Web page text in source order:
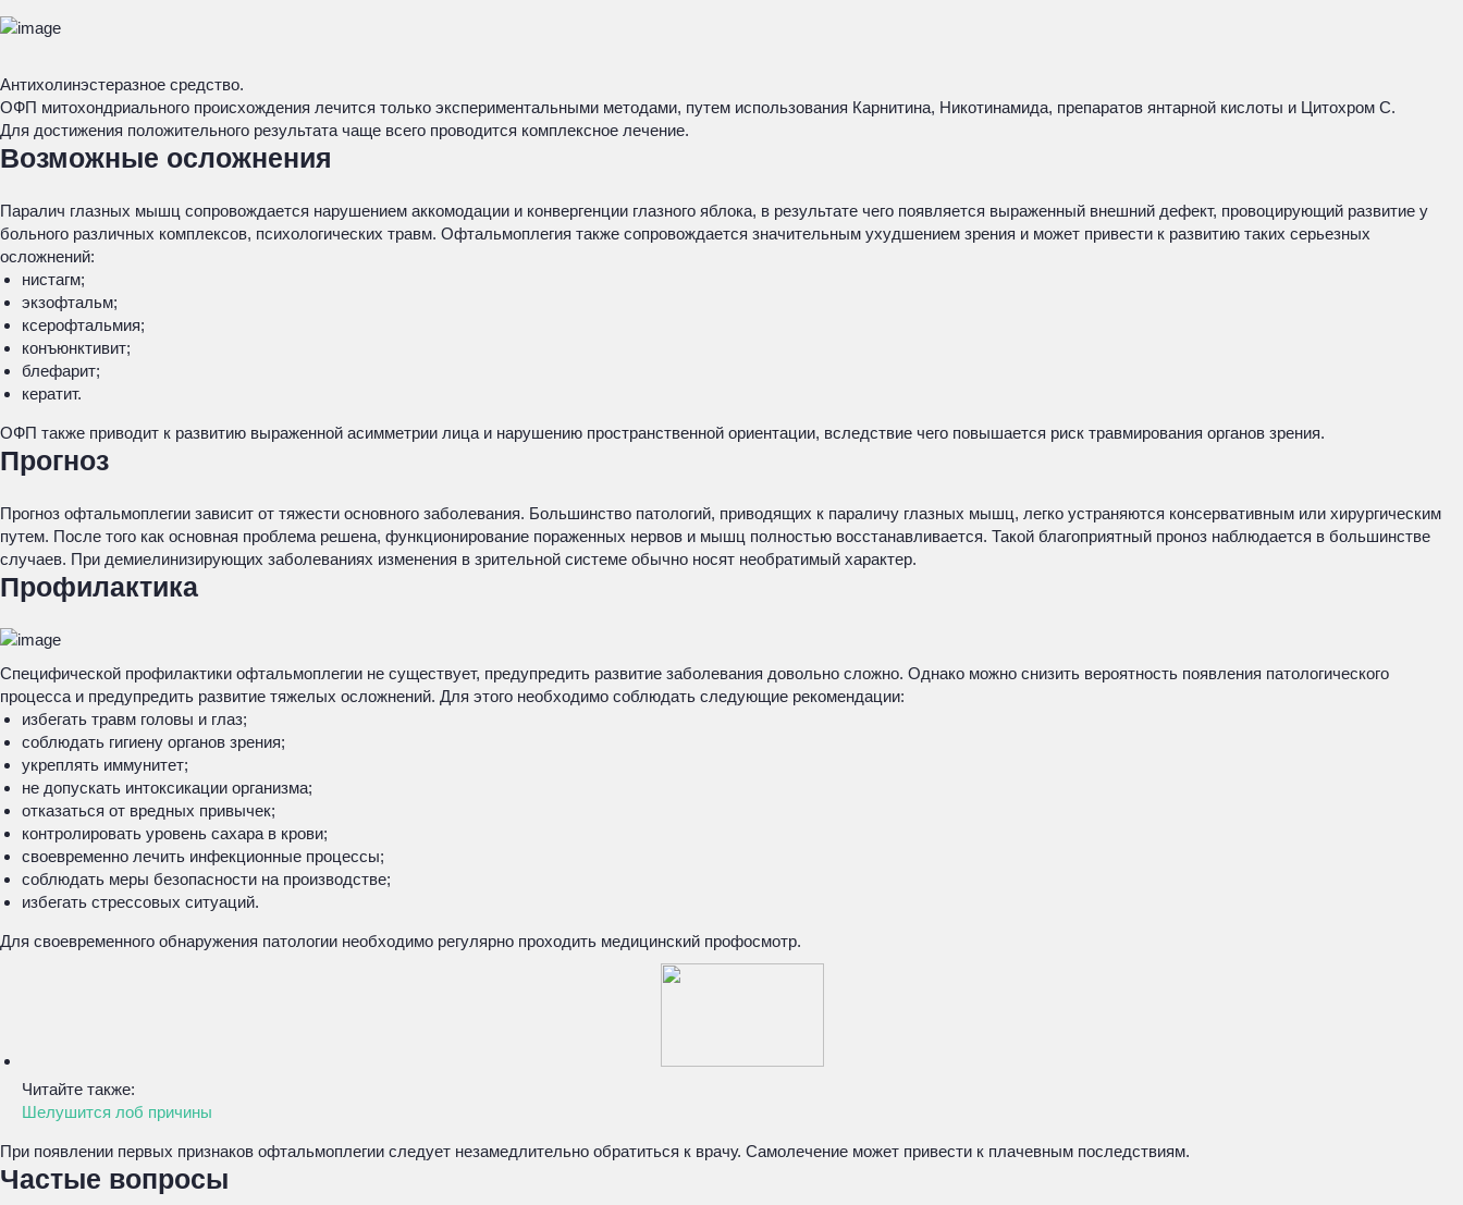
Антихолинэстеразное средство.
ОФП митохондриального происхождения лечится только экспериментальными методами, путем использования Карнитина, Никотинамида, препаратов янтарной кислоты и Цитохром С.
Для достижения положительного результата чаще всего проводится комплексное лечение.
Возможные осложнения
Паралич глазных мышц сопровождается нарушением аккомодации и конвергенции глазного яблока, в результате чего появляется выраженный внешний дефект, провоцирующий развитие у
больного различных комплексов, психологических травм. Офтальмоплегия также сопровождается значительным ухудшением зрения и может привести к развитию таких серьезных
осложнений:
нистагм;
экзофтальм;
ксерофтальмия;
конъюнктивит;
блефарит;
кератит.
ОФП также приводит к развитию выраженной асимметрии лица и нарушению пространственной ориентации, вследствие чего повышается риск травмирования органов зрения.
Прогноз
Прогноз офтальмоплегии зависит от тяжести основного заболевания. Большинство патологий, приводящих к параличу глазных мышц, легко устраняются консервативным или хирургическим
путем. После того как основная проблема решена, функционирование пораженных нервов и мышц полностью восстанавливается. Такой благоприятный проноз наблюдается в большинстве
случаев. При демиелинизирующих заболеваниях изменения в зрительной системе обычно носят необратимый характер.
Профилактика
Специфической профилактики офтальмоплегии не существует, предупредить развитие заболевания довольно сложно. Однако можно снизить вероятность появления патологического
процесса и предупредить развитие тяжелых осложнений. Для этого необходимо соблюдать следующие рекомендации:
избегать травм головы и глаз;
соблюдать гигиену органов зрения;
укреплять иммунитет;
не допускать интоксикации организма;
отказаться от вредных привычек;
контролировать уровень сахара в крови;
своевременно лечить инфекционные процессы;
соблюдать меры безопасности на производстве;
избегать стрессовых ситуаций.
Для своевременного обнаружения патологии необходимо регулярно проходить медицинский профосмотр.
Читайте также:
Шелушится лоб причины
При появлении первых признаков офтальмоплегии следует незамедлительно обратиться к врачу. Самолечение может привести к плачевным последствиям.
Частые вопросы